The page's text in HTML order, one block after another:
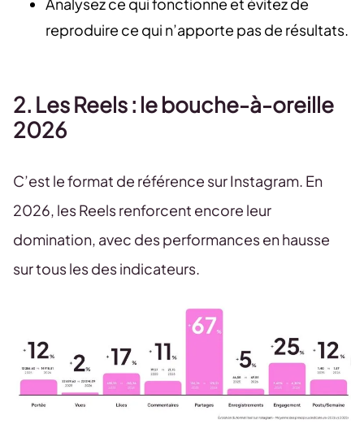
reproduire ce qui n’apporte pas de résultats.
2. Les Reels : le bouche-à-oreille
2026
C’est le format de référence sur Instagram. En
2026, les Reels renforcent encore leur
domination, avec des performances en hausse
sur tous les des indicateurs.